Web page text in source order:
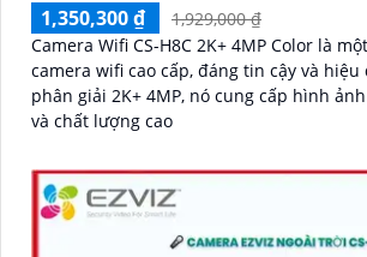
1,350,300 ₫
1,929,000 ₫
Camera Wifi CS-H8C 2K+ 4MP Color là
camera wifi cao cấp, đáng tin cậy và hiệu quả.
phân giải 2K+ 4MP, nó cung cấp hình
và chất lượng cao